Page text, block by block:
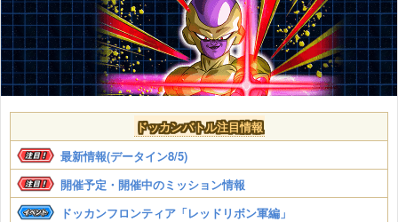
ドッカンバトル注目情報
最新情報(データイン8/5)
開催予定・開催中のミッション情報
ドッカンフロンティア「レッドリボン軍編」